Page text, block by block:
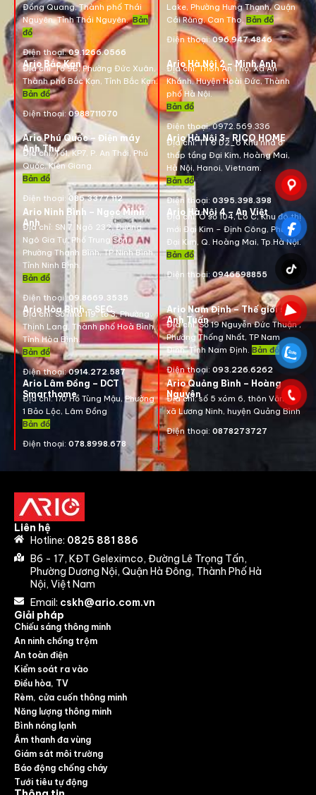
Đồng Quang, Thành phố Thái
Nguyên, Tỉnh Thái Nguyên.Bản
đồ
Điện thoại:09.1266.0566
Lake, Phường Hưng Thạnh, Quận
Cái Răng, Can Tho. Bản đồ
Điện thoại:096.947.4846
Ario Bắc Kạn
Địa chỉ:Tổ 9B, Phường Đức Xuân,
Thành phố Bắc Kạn, Tỉnh Bắc Kạn.
Bản đồ
Điện thoại: 0988711070
Ario Hà Nội 2 – Minh Anh
Địa chỉ:Thôn An Thọ, Xã An
Khánh, Huyện Hoài Đức, Thành
phố Hà Nội.
Bản đồ
Điện thoại:0972.569.336
Ario Phú Quốc – Điện máy
Anh Thư
Địa chỉ:Tổ1, KP7, P. An Thới, Phú
Quốc, Kiên Giang.
Bản đồ
Điện thoại: 085.3377.112
Ario Hà Nội 3- RICO HOME
Địa chỉ: TT 6 D2_6 Khu nhà ở
thấp tầng Đại Kim, Hoàng Mai,
Hà Nội, Hanoi, Vietnam
Bản đồ
Điện thoại: 0395.398.398
Ario Ninh Bình – Ngọc Minh
Anh
Địa chỉ: SN 7, Ngõ 232, Đường
Ngô Gia Tự, Phố Trung Sơn,
Phường Thanh Bình, TP Ninh Bình,
Tỉnh Ninh Bình.
Bản đồ
Điện thoại:09.8669.3535
Ario Hà Nội 4 – An Việt
Địa chỉ:Ô số 104, Lô C, Khu đô thị
mới Đại Kim – Định Công, Phường
Đại Kim, Q. Hoàng Mai, Tp.Hà Nội.
Bản đồ
Điện thoại: 0946598855
Ario Hòa Bình – SEC
Địa chỉ:Số nhà 119, tổ 3, Phường
Thịnh Lang, Thành phố Hoà Bình,
Tỉnh Hòa Bình.
Bản đồ
Điện thoại:0914.272.587
Ario Nam Định – Thế giới số
Anh Tuấn
Địa chỉ:Số 19 Nguyễn Đức Thuận ,
Phường Thống Nhất, TP Nam
Định, Tỉnh Nam Định. Bản đồ
Điện thoại: 093.226.6262
Ario Lâm Đồng – DCT
Smarthome
Địa chỉ: 170 Hồ Tùng Mậu, Phường
1 Bảo Lộc, Lâm Đồng
Bản đồ
Điện thoại: 078.8998.678
Ario Quảng Bình – Hoàng
Nguyên
Địa chỉ: số 5 xóm 6, thôn Văn La,
xã Lương Ninh, huyện Quảng Bình
Điện thoại: 0878273727
Liên hệ
Hotline: 0825 881 886
B6 - 17, KĐT Geleximco, Đường Lê Trọng Tấn,
Phường Dương Nội, Quận Hà Đông, Thành Phố Hà
Nội, Việt Nam
Email: cskh@ario.com.vn
Giải pháp
Chiếu sáng thông minh
An ninh chống trộm
An toàn điện
Kiểm soát ra vào
Điều hòa, TV
Rèm, cửa cuốn thông minh
Năng lượng thông minh
Bình nóng lạnh
Âm thanh đa vùng
Giám sát môi trường
Báo động chống cháy
Tưới tiêu tự động